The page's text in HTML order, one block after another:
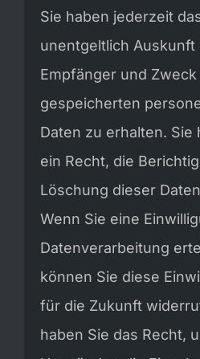
Sie haben jederzeit
unentgeltlich Auskunft
Empfänger und
gespeicherten
Daten zu erhalten. Sie
ein Recht, die
Löschung dieser
Wenn Sie eine
Datenverarbeitung
können Sie diese
für die Zukunft
haben Sie das Recht,